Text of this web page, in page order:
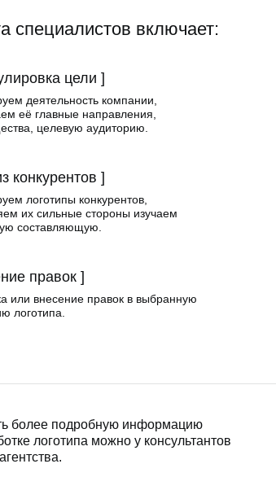
деятельность компании,
её главные направления,
целевую аудиторию.
цели ]
конкурентов ]
логотипы конкурентов,
их сильные стороны изучаем
составляющую.
более подробную информацию
логотипа можно у консультантов
правок ]
или внесение правок в выбранную
логотипа.
специалистов включает: